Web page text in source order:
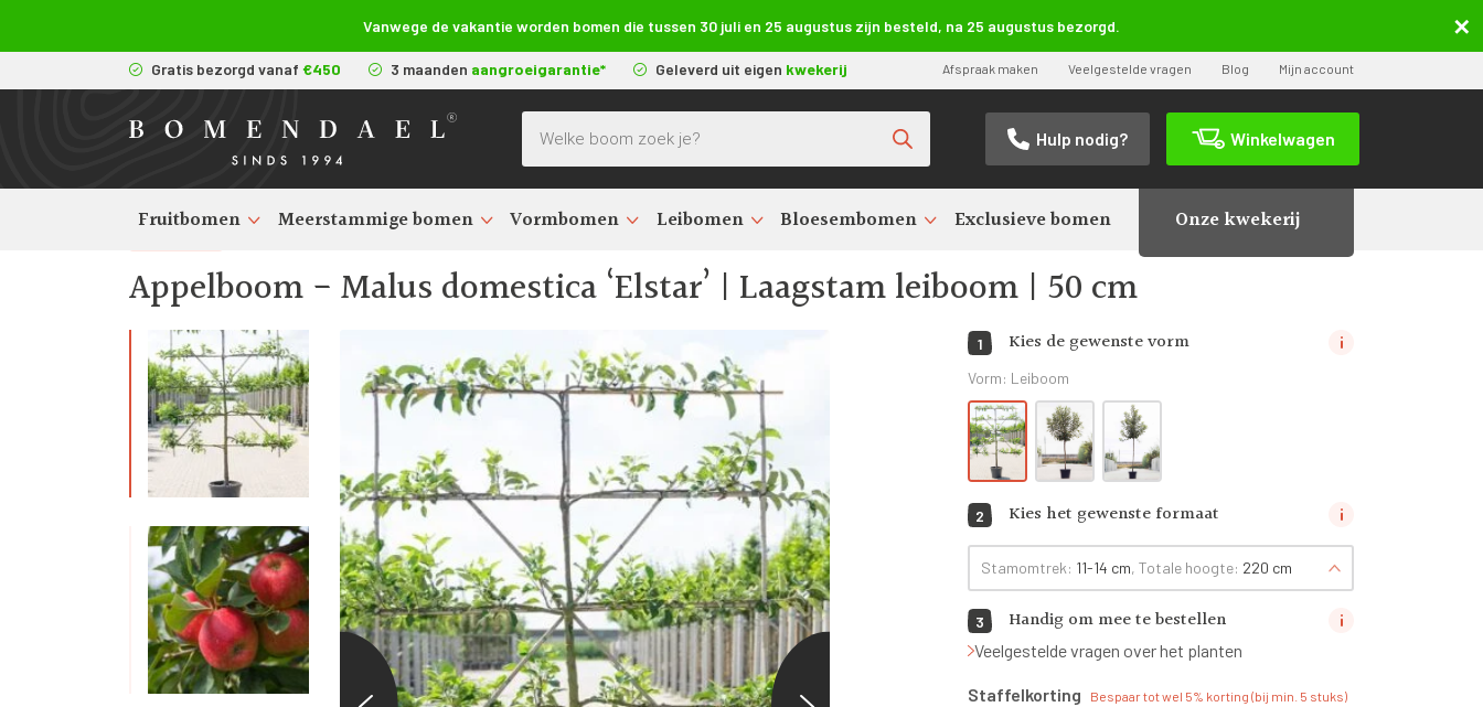
Vanwege de vakantie worden bomen die tussen 30 juli en 25 augustus zijn besteld, na 25 augustus bezorgd.
Hulp nodig? Winkelwagen
Producten zoeken
Fruitbomen Meerstammige bomen Vormbomen Leibomen Bloesembomen Exclusieve bomen Onze kwekerij
Gratis bezorgd vanaf €450 3 maanden aangroeigarantie* Geleverd uit eigen kwekerij Afspraak maken Veelgestelde vragen Blog Mijn account
Appelboom - Malus domestica ‘Elstar’ | Laagstam leiboom | 50 cm
1 Kies de gewenste vorm
Vorm: Leiboom
2 Kies het gewenste formaat
Stamomtrek: 11-14 cm, Totale hoogte: 220 cm
3 Handig om mee te bestellen
Veelgestelde vragen over het planten
Staffelkorting Bespaar tot wel 5% korting (bij min. 5 stuks)